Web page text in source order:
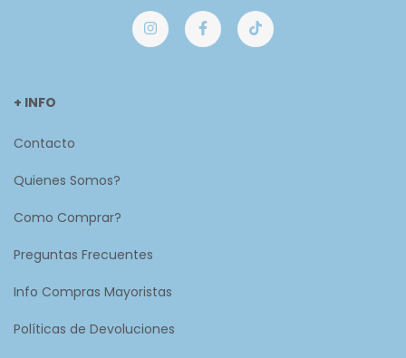
+ INFO
Contacto
Quienes Somos?
Como Comprar?
Preguntas Frecuentes
Info Compras Mayoristas
Políticas de Devoluciones